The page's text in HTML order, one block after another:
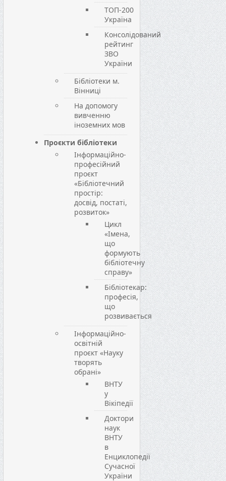
ТОП-200
Україна
Консолідований
рейтинг
ЗВО
України
Бібліотеки м.
Вінниці
На допомогу
вивченню
іноземних мов
Проєкти бібліотеки
Інформаційно-
професійний
проєкт
«Бібліотечний
простір:
досвід, постаті,
розвиток»
Цикл
«Імена,
що
формують
бібліотечну
справу»
Бібліотекар:
професія,
що
розвивається
Інформаційно-
освітній
проєкт «Науку
творять
обрані»
ВНТУ
у
Вікіпедії
Доктори
наук
ВНТУ
в
Енциклопедії
Сучасної
України